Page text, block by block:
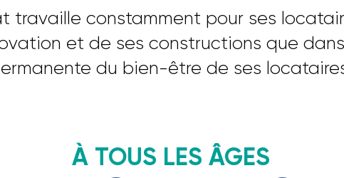
travaille constamment pour ses
et de ses constructions que
du bien-être de ses
À TOUS LES ÂGES